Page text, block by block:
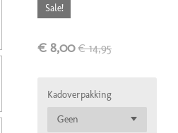
Sale!
€ 8,00 € 14,95
Kadoverpakking